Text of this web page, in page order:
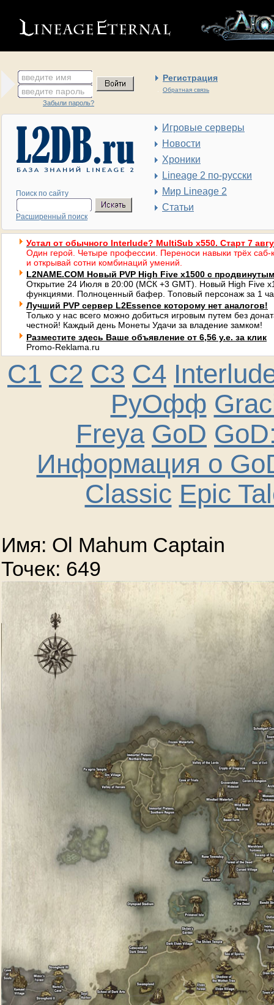
введите имя Регистрация
Обратная связь
введите пароль
Забыли пароль?
Поиск по сайту
Расширенный поиск
Игровые серверы
Новости
Хроники
Lineage 2 по-русски
Мир Lineage 2
Статьи
Устал от обычного Interlude? MultiSub x550. Старт 7
Один герой. Четыре профессии. Переноси навыки трёх саб-
и открывай сотни комбинаций умений.
L2NAME.COM Новый PVP High Five x1500 с
Открытие 24 Июля в 20:00 (МСК +3 GMT). Новый High Five
функциями. Полноценный бафер. Топовый персонаж за 1
Лучший PVP сервер L2Essence которому нет аналогов!
Только у нас всего можно добиться игровым путем без
честной! Каждый день Монеты Удачи за владение замком!
Разместите здесь Ваше объявление от 6,56 у.е. за клик
Promo-Reklama.ru
C1 C2 C3 C4
РуОфф
Freya GoD
Информация о
Classic Epic
Имя: Ol Mahum Captain
Точек: 649